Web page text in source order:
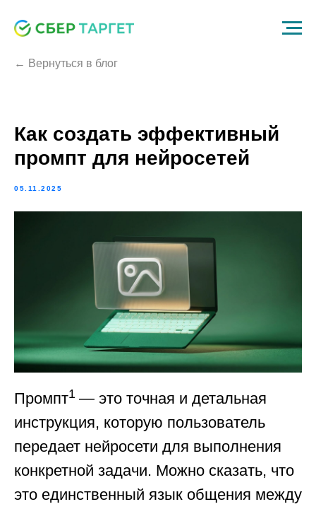
← Вернуться в блог
Как создать эффективный
промпт для нейросетей
05.11.2025
Промпт1 — это точная и детальная
инструкция, которую пользователь
передает нейросети для выполнения
конкретной задачи. Можно сказать, что
это единственный язык общения между